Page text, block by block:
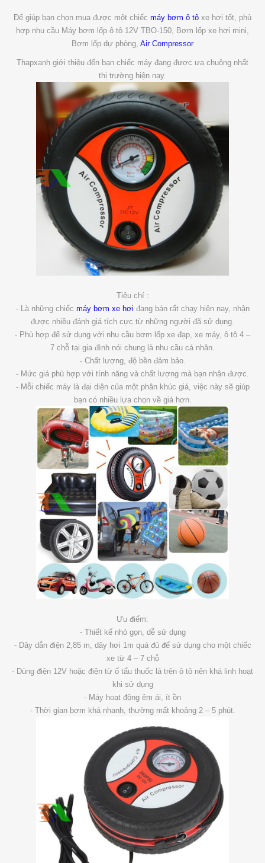
Để giúp bạn chọn mua được một chiếc máy bơm ô tô xe hơi tốt, phù
hợp nhu cầu Máy bơm lốp ô tô 12V TBO-150, Bơm lốp xe hơi mini,
Bơm lốp dự phòng, Air Compressor
Thapxanh giới thiệu đến bạn chiếc máy đang được ưa chuộng nhất
thị trường hiện nay.
Tiêu chí :
- Là những chiếc máy bơm xe hơi đang bán rất chạy hiện nay, nhận
được nhiều đánh giá tích cực từ những người đã sử dụng.
- Phù hợp để sử dụng với nhu cầu bơm lốp xe đạp, xe máy, ô tô 4 –
7 chỗ tại gia đình nói chung là nhu cầu cá nhân.
- Chất lượng, độ bền đảm bảo.
- Mức giá phù hợp với tính năng và chất lượng mà bạn nhận được.
- Mỗi chiếc máy là đại diện của một phân khúc giá, việc này sẽ giúp
bạn có nhiều lựa chọn về giá hơn.
Ưu điểm:
- Thiết kế nhỏ gọn, dễ sử dụng
- Dây dẫn điện 2,85 m, dây hơi 1m quá đủ để sử dụng cho một chiếc
xe từ 4 – 7 chỗ
- Dùng điện 12V hoặc điện từ ổ tẩu thuốc lá trên ô tô nên khá linh hoạt
khi sử dụng
- Máy hoạt động êm ái, ít ồn
- Thời gian bơm khá nhanh, thường mất khoảng 2 – 5 phút.